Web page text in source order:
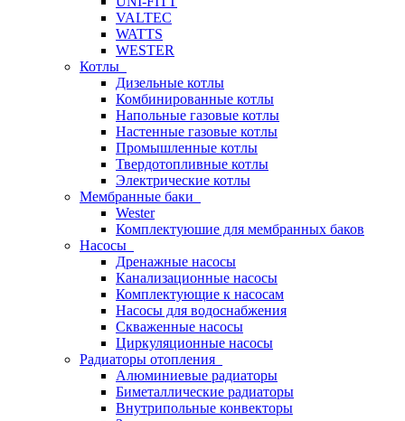
VALTEC
WATTS
WESTER
Котлы
Дизельные котлы
Комбинированные котлы
Напольные газовые котлы
Настенные газовые котлы
Промышленные котлы
Твердотопливные котлы
Электрические котлы
Мембранные баки
Wester
Комплектуюшие для мембранных баков
Насосы
Дренажные насосы
Канализационные насосы
Комплектующие к насосам
Насосы для водоснабжения
Скваженные насосы
Циркуляционные насосы
Радиаторы отопления
Алюминиевые радиаторы
Биметаллические радиаторы
Внутрипольные конвекторы